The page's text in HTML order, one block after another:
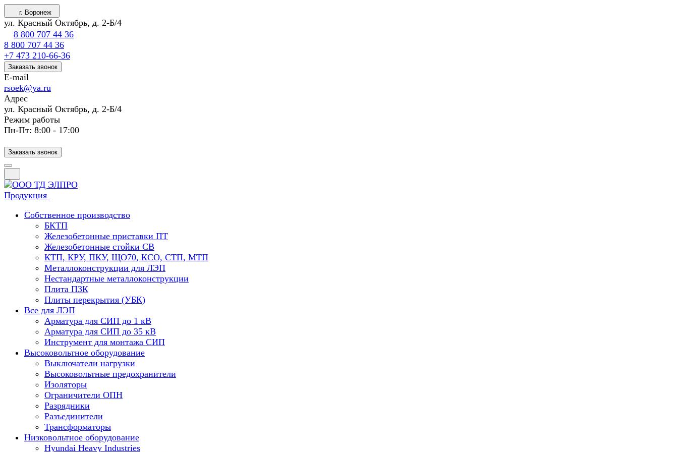
г. Воронеж
ул. Красный Октябрь, д. 2-Б/4
8 800 707 44 36
8 800 707 44 36
+7 473 210-66-36
Заказать звонок
E-mail
rsoek@ya.ru
Адрес
ул. Красный Октябрь, д. 2-Б/4
Режим работы
Пн-Пт: 8:00 - 17:00
Заказать звонок
Продукция
Собственное производство
БКТП
Железобетонные приставки ПТ
Железобетонные стойки СВ
КТП, КРУ, ПКУ, ЩО70, КСО, СТП, МТП
Металлоконструкции для ЛЭП
Нестандартные металлоконструкции
Плита ПЗК
Плиты перекрытия (УБК)
Все для ЛЭП
Арматура для СИП до 1 кВ
Арматура для СИП до 35 кВ
Инструмент для монтажа СИП
Высоковольтное оборудование
Выключатели нагрузки
Высоковольтные предохранители
Изоляторы
Ограничители ОПН
Разрядники
Разъединители
Трансформаторы
Низковольтное оборудование
Hyundai Heavy Industries